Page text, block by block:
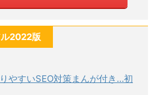
2022版
やすいSEO対策まんが付き…初